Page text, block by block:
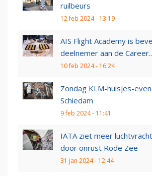
ruilbeurs
12 feb 2024 - 13:19
AIS Flight Academy is
deelnemer aan de
10 feb 2024 - 16:24
Zondag KLM-huisjes-
Schiedam
9 feb 2024 - 11:41
IATA ziet meer
door onrust Rode Zee
31 jan 2024 - 12:44